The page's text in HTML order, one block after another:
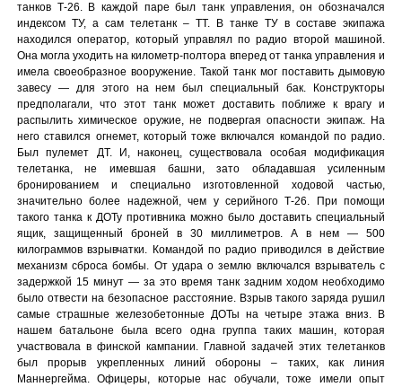
танков Т-26. В каждой паре был танк управления, он обозначался
индексом ТУ, а сам телетанк – ТТ. В танке ТУ в составе экипажа
находился оператор, который управлял по радио второй машиной.
Она могла уходить на километр-полтора вперед от танка управления и
имела своеобразное вооружение. Такой танк мог поставить дымовую
завесу — для этого на нем был специальный бак. Конструкторы
предполагали, что этот танк может доставить поближе к врагу и
распылить химическое оружие, не подвергая опасности экипаж. На
него ставился огнемет, который тоже включался командой по радио.
Был пулемет ДТ. И, наконец, существовала особая модификация
телетанка, не имевшая башни, зато обладавшая усиленным
бронированием и специально изготовленной ходовой частью,
значительно более надежной, чем у серийного Т-26. При помощи
такого танка к ДОТу противника можно было доставить специальный
ящик, защищенный броней в 30 миллиметров. А в нем — 500
килограммов взрывчатки. Командой по радио приводился в действие
механизм сброса бомбы. От удара о землю включался взрыватель с
задержкой 15 минут — за это время танк задним ходом необходимо
было отвести на безопасное расстояние. Взрыв такого заряда рушил
самые страшные железобетонные ДОТы на четыре этажа вниз. В
нашем батальоне была всего одна группа таких машин, которая
участвовала в финской кампании. Главной задачей этих телетанков
был прорыв укрепленных линий обороны – таких, как линия
Маннергейма. Офицеры, которые нас обучали, тоже имели опыт